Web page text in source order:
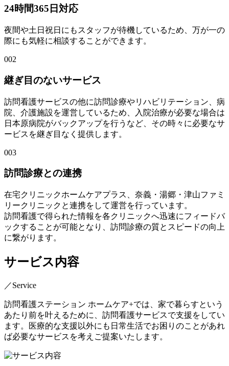
24時間365日対応
夜間や土日祝日にもスタッフが待機しているため、万が一の
際にも気軽に相談することができます。
002
継ぎ目のないサービス
訪問看護サービスの他に訪問診療やリハビリテーション、病
院、介護施設を運営しているため、入院治療が必要な場合は
日本原病院がバックアップを行うなど、その時々に必要なサ
ービスを継ぎ目なく提供します。
003
訪問診療との連携
在宅クリニックホームケアプラス、奈義・湯郷・津山ファミ
リークリニックと連携をして運営を行っています。
訪問看護で得られた情報を各クリニックへ迅速にフィードバ
ックすることが可能となり、訪問診療の質とスピードの向上
に繋がります。
サービス内容
／Service
訪問看護ステーション ホームケア+では、家で暮らすという
あたり前を叶えるために、訪問看護サービスで支援をしてい
ます。医療的な支援以外にも日常生活でお困りのことがあれ
ば必要なサービスを考えご提案いたします。